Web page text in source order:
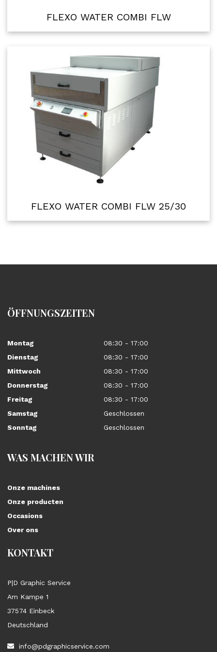
FLEXO WATER COMBI FLW
FLEXO WATER COMBI FLW 25/30
ÖFFNUNGSZEITEN
Montag
08:30 - 17:00
Dienstag
08:30 - 17:00
Mittwoch
08:30 - 17:00
Donnerstag
08:30 - 17:00
Freitag
08:30 - 17:00
Samstag
Geschlossen
Sonntag
Geschlossen
WAS MACHEN WIR
Onze machines
Onze producten
Occasions
Over ons
KONTAKT
P|D Graphic Service
Am Kampe 1
37574 Einbeck
Deutschland
info@pdgraphicservice.com